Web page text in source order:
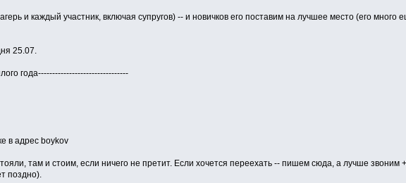
и каждый участник, включая супругов) -- и новичков его поставим на лучшее место (его много
25.07.
года--------------------------------
в адрес boykov
там и стоим, если ничего не претит. Если хочется переехать -- пишем сюда, а лучше звоним
поздно).